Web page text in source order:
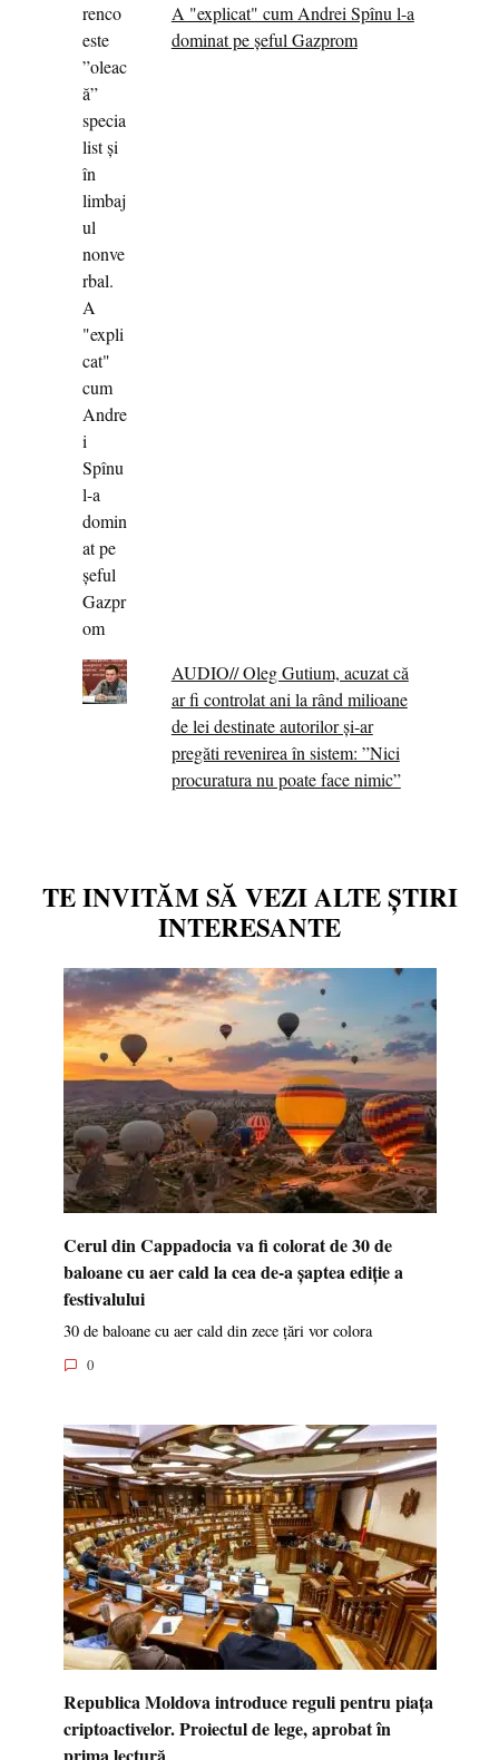
A "explicat" cum Andrei Spînu l-a
dominat pe șeful Gazprom
AUDIO// Oleg Gutium, acuzat că
ar fi controlat ani la rând milioane
de lei destinate autorilor și-ar
pregăti revenirea în sistem: ”Nici
procuratura nu poate face nimic”
TE INVITĂM SĂ VEZI ALTE ȘTIRI
INTERESANTE
Cerul din Cappadocia va fi colorat de 30 de
baloane cu aer cald la cea de-a șaptea ediție a
festivalului
30 de baloane cu aer cald din zece țări vor colora
0
Republica Moldova introduce reguli pentru piața
criptoactivelor. Proiectul de lege, aprobat în
prima lectură